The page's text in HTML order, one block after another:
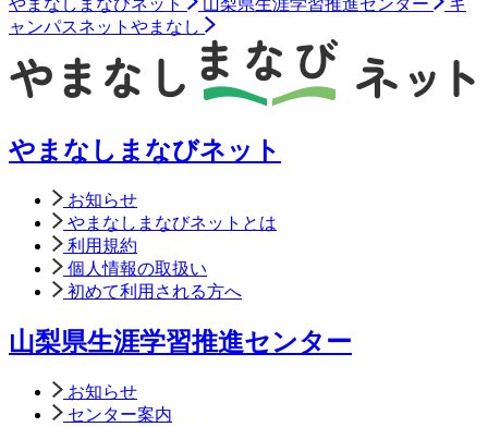
ャンパスネットやまなし
やまなしまなびネット
お知らせ
やまなしまなびネットとは
利用規約
個人情報の取扱い
初めて利用される方へ
山梨県生涯学習推進センター
お知らせ
センター案内